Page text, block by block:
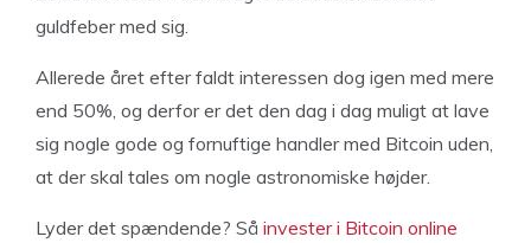
guldfeber med sig.
Allerede året efter faldt interessen dog igen med mere
end 50%, og derfor er det den dag i dag muligt at lave
sig nogle gode og fornuftige handler med Bitcoin uden,
at der skal tales om nogle astronomiske højder.
Lyder det spændende? Så invester i Bitcoin online